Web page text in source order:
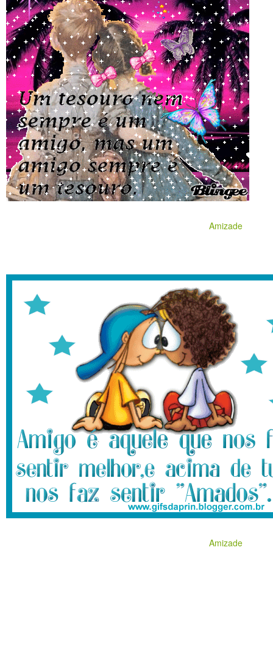
Amizade
Amizade